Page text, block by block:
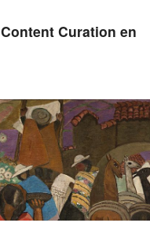
Curation en